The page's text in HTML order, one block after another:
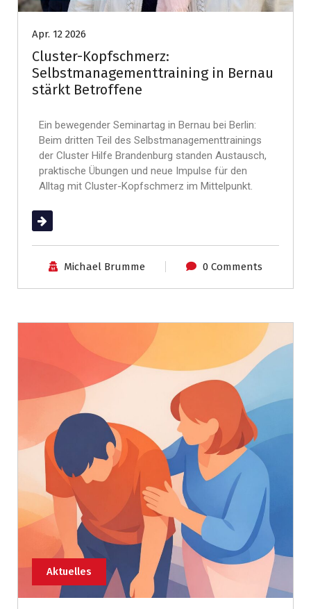
Apr. 12 2026
Cluster-Kopfschmerz:
Selbstmanagementtraining in Bernau
stärkt Betroffene
Ein bewegender Seminartag in Bernau bei Berlin:
Beim dritten Teil des Selbstmanagementtrainings
der Cluster Hilfe Brandenburg standen Austausch,
praktische Übungen und neue Impulse für den
Alltag mit Cluster-Kopfschmerz im Mittelpunkt.
(mehr …)
Michael Brumme 0 Comments
Aktuelles